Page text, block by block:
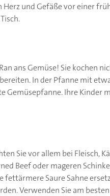
und Gefäße vor einer
ans Gemüse! Sie kochen
In der Pfanne mit
Ihre Kinder
Sie vor allem bei Fleisch,
Beef oder mageren
Saure Sahne
Verwenden Sie am